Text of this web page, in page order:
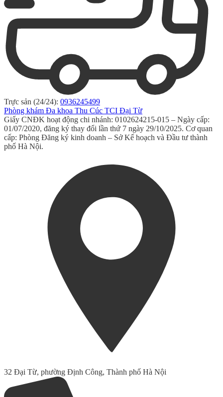
Trực sản (24/24): 0936245499
Phòng khám Đa khoa Thu Cúc TCI Đại Từ
Giấy CNĐK hoạt động chi nhánh: 0102624215-015 – Ngày cấp:
01/07/2020, đăng ký thay đổi lần thứ 7 ngày 29/10/2025. Cơ quan
cấp: Phòng Đăng ký kinh doanh – Sở Kế hoạch và Đầu tư thành
phố Hà Nội.
32 Đại Từ, phường Định Công, Thành phố Hà Nội